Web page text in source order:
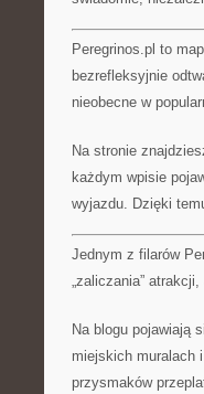
Peregrinos.pl to
bezrefleksyjnie
nieobecne w
Na stronie
każdym wpisie
wyjazdu. Dzięki
Jednym z filarów
„zaliczania”
Na blogu pojawiają
miejskich muralach
przysmaków